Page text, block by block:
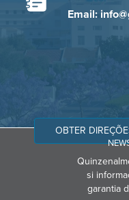
Email:
OBTER
si
garantia